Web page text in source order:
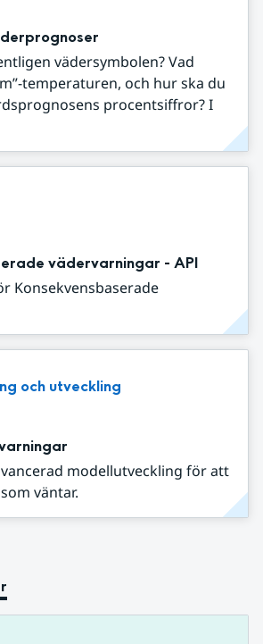
vädersymbolen? Vad
temperaturen, och hur ska du
procentsiffror? I
vädervarningar - API
Konsekvensbaserade
och utveckling
modellutveckling för att
väntar.